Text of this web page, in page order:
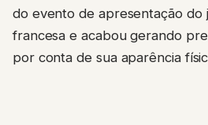
do evento de apresentação do
francesa e acabou gerando
por conta de sua aparência